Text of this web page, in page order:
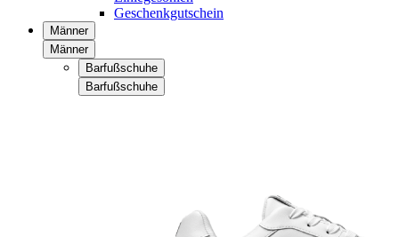
Geschenkgutschein
Männer
Männer
Barfußschuhe
Barfußschuhe